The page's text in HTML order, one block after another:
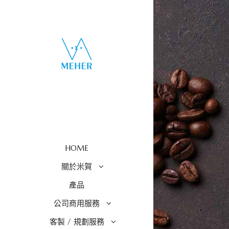
HOME
關於米賀
產品
公司商用服務
客製 / 規劃服務